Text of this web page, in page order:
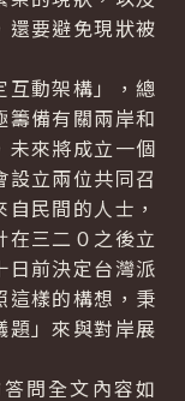
還要避免現狀被
動架構」，總
籌備有關兩岸和
未來將成立一個
設立兩位共同召
民間的人士，
在三二０之後立
日前決定台灣派
這樣的構想，秉
題」來與對岸展
問全文內容如